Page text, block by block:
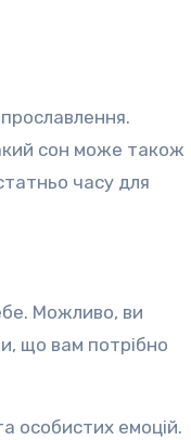
сон може також
часу для
Можливо, ви
що вам потрібно
особистих емоцій.